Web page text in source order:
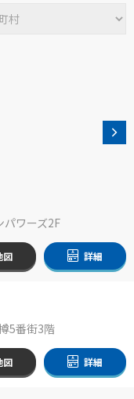
ワーズ2F
図 詳細
5番街3階
図 詳細